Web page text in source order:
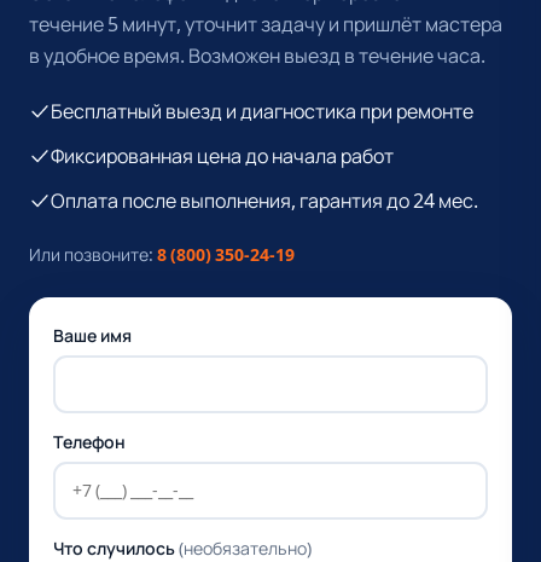
течение 5 минут, уточнит задачу и пришлёт мастера
в удобное время. Возможен выезд в течение часа.
Бесплатный выезд и диагностика при ремонте
Фиксированная цена до начала работ
Оплата после выполнения, гарантия до 24 мес.
Или позвоните: 8 (800) 350-24-19
Ваше имя
Телефон
Что случилось(необязательно)